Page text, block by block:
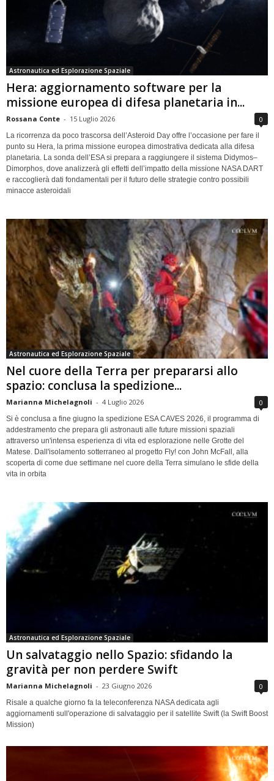
Astronautica ed Esplorazione Spaziale
Hera: aggiornamento software per la
missione europea di difesa planetaria in...
Rossana Conte - 15 Luglio 2026 0
La ricorrenza da poco trascorsa dell’Asteroid Day offre l’occasione per fare il
punto su Hera, la prima missione europea dimostrativa dedicata alla difesa
planetaria. La sonda dell’ESA si prepara a raggiungere il sistema Didymos–
Dimorphos, dove analizzerà gli effetti dell’impatto della missione NASA DART
e raccoglierà dati fondamentali per il futuro delle strategie contro possibili
minacce asteroidali
Astronautica ed Esplorazione Spaziale
Nel cuore della Terra per prepararsi allo
spazio: conclusa la spedizione...
Marianna Michelagnoli - 4 Luglio 2026 0
Si è conclusa a fine giugno la spedizione ESA CAVES 2026, il programma di
addestramento che prepara gli astronauti alle future missioni spaziali
attraverso un'intensa esperienza di vita ed esplorazione nelle Grotte del
Matese. Dall'isolamento sotterraneo al progetto Fly! con John McFall, alla
scoperta di come due settimane nel cuore della Terra simulano le sfide della
vita in orbita
Astronautica ed Esplorazione Spaziale
Un salvataggio nello Spazio: sfidando la
gravità per non perdere Swift
Marianna Michelagnoli - 23 Giugno 2026 0
Risale a qualche giorno fa la teleconferenza NASA dedicata agli
aggiornamenti sull'operazione di salvataggio per il satellite Swift (la Swift Boost
Mission)